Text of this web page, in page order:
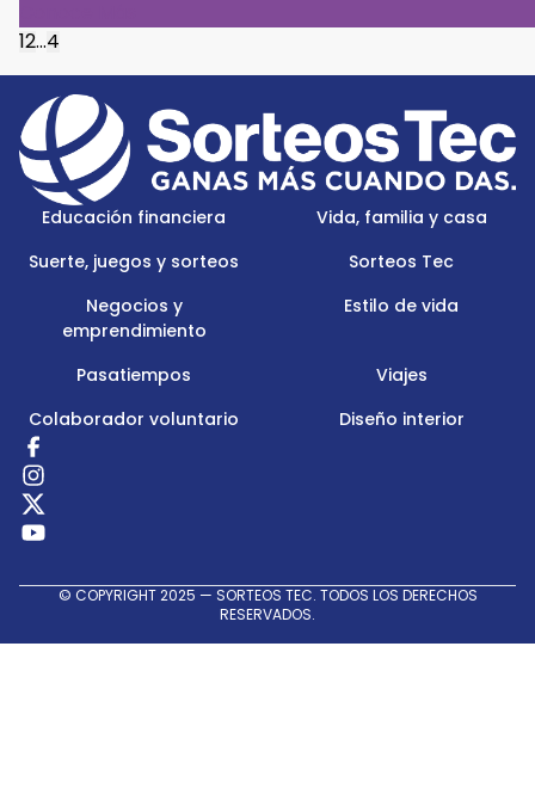
12...4
Footer
Menu
Logo
Educación financiera
Vida, familia y casa
Suerte, juegos y sorteos
Sorteos Tec
Negocios y
emprendimiento
Estilo de vida
Pasatiempos
Viajes
Colaborador voluntario
Diseño interior
Redes
Sociales
© COPYRIGHT 2025 — SORTEOS TEC. TODOS LOS DERECHOS
RESERVADOS.